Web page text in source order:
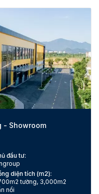
- Showroom
đầu tư:
diện tích (m2):
tường, 3,000m2
nổi